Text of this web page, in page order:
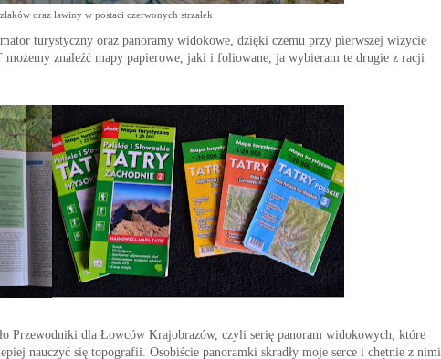
oraz lawiny w postaci czerwonych strzałek
turystyczny oraz panoramy widokowe, dzięki czemu przy pierwszej wizycie
znaleźć mapy papierowe, jaki i foliowane, ja wybieram te drugie z racji
Przewodniki dla Łowców Krajobrazów, czyli serię panoram widokowych, które
nauczyć się topografii. Osobiście panoramki skradły moje serce i chętnie z nimi